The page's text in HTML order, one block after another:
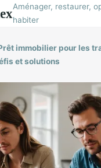
Aménager, restaurer,
habiter
immobilier pour les
et solutions